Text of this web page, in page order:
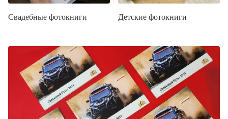
Свадебные фотокниги Детские фотокниги